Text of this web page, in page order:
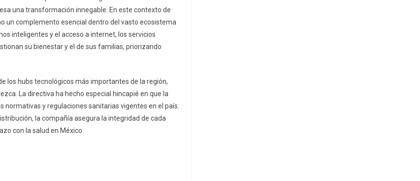
una transformación innegable. En este contexto de
un complemento esencial dentro del vasto ecosistema
inteligentes y el acceso a internet, los servicios
su bienestar y el de sus familias, priorizando
los hubs tecnológicos más importantes de la región,
La directiva ha hecho especial hincapié en que la
normativas y regulaciones sanitarias vigentes en el país.
la compañía asegura la integridad de cada
con la salud en México.